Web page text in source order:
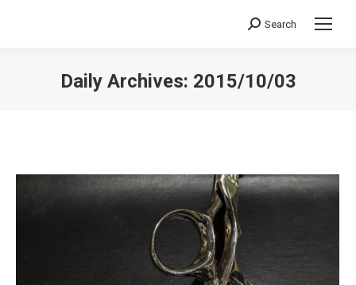
Search:
Search
Daily Archives: 2015/10/03